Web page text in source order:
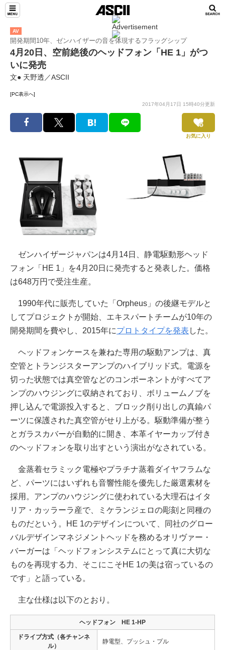
AV
開発期間10年、ゼンハイザーの音を体現するフラッグシップ
4月20日、空前絶後のヘッドフォン「HE 1」がつ
いに発売
文● 天野透／ASCII
[PC表示へ]
2017年04月17日 15時40分更新
お気に入り
ゼンハイザージャパンは4月14日、静電駆動形ヘッド
フォン「HE 1」を4月20日に発売すると発表した。価格
は648万円で受注生産。
1990年代に販売していた「Orpheus」の後継モデルと
してプロジェクトが開始、エキスパートチームが10年の
開発期間を費やし、2015年にプロトタイプを発表 した。
ヘッドフォンケースを兼ねた専用の駆動アンプは、真
空管とトランジスターアンプのハイブリッド式。電源を
切った状態では真空管などのコンポーネントがすべてア
ンプのハウジングに収納されており、ボリュームノブを
押し込んで電源投入すると、ブロック削り出しの真鍮パ
ーツに保護された真空管がせり上がる。駆動準備が整う
とガラスカバーが自動的に開き、本革イヤーカップ付き
のヘッドフォンを取り出すという演出がなされている。
金蒸着セラミック電極やプラチナ蒸着ダイヤフラムな
ど、パーツにはいずれも音響性能を優先した厳選素材を
採用。アンプのハウジングに使われている大理石はイタ
リア・カッラーラ産で、ミケランジェロの彫刻と同種の
ものだという。HE 1のデザインについて、同社のグロー
バルデザインマネジメントヘッドを務めるオリヴァー・
バーガーは「ヘッドフォンシステムにとって真に大切な
ものを再現する力、そこにこそHE 1の美は宿っているの
です」と語っている。
主な仕様は以下のとおり。
ヘッドフォン HE 1-HP
ドライブ方式（各チャンネ
ル）
静電型、プッシュ・プル